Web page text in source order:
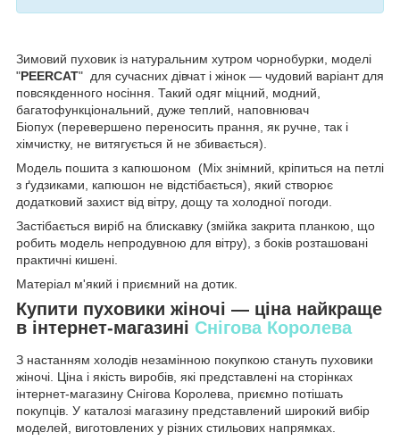
Зимовий пуховик із натуральним хутром чорнобурки, моделі
"PEERCAT" для сучасних дівчат і жінок — чудовий варіант для
повсякденного носіння. Такий одяг міцний, модний,
багатофункціональний, дуже теплий, наповнювач
Біопух (перевершено переносить прання, як ручне, так і
хімчистку, не витягується й не збивається).
Модель пошита з капюшоном (Міх знімний, кріпиться на петлі
з ґудзиками, капюшон не відстібається), який створює
додатковий захист від вітру, дощу та холодної погоди.
Застібається виріб на блискавку (змійка закрита планкою, що
робить модель непродувною для вітру), з боків розташовані
практичні кишені.
Матеріал м'який і приємний на дотик.
Купити пуховики жіночі — ціна найкраще
в інтернет-магазині Снігова Королева
З настанням холодів незамінною покупкою стануть пуховики
жіночі. Ціна і якість виробів, які представлені на сторінках
інтернет-магазину Снігова Королева, приємно потішать
покупців. У каталозі магазину представлений широкий вибір
моделей, виготовлених у різних стильових напрямках.